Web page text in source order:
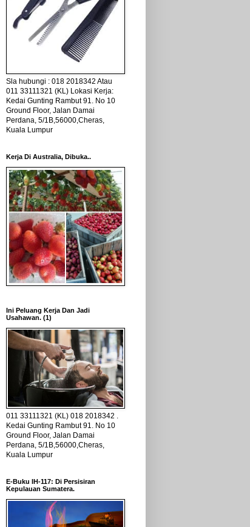
Sla hubungi : 018 2018342 Atau
011 33111321 (KL) Lokasi Kerja:
Kedai Gunting Rambut 91. No 10
Ground Floor, Jalan Damai
Perdana, 5/1B,56000,Cheras,
Kuala Lumpur
Kerja Di Australia, Dibuka..
Ini Peluang Kerja Dan Jadi
Usahawan. (1)
011 33111321 (KL) 018 2018342 .
Kedai Gunting Rambut 91. No 10
Ground Floor, Jalan Damai
Perdana, 5/1B,56000,Cheras,
Kuala Lumpur
E-Buku IH-117: Di Persisiran
Kepulauan Sumatera.